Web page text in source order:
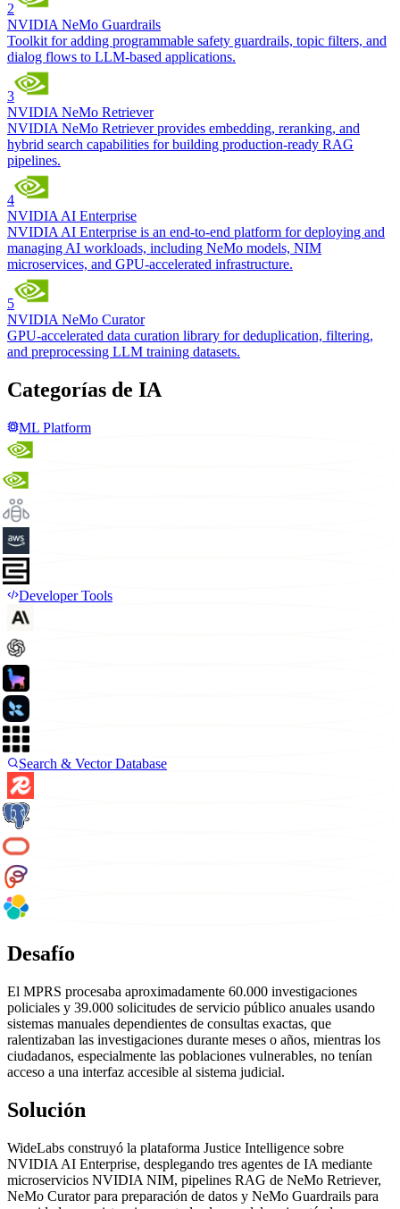
2
NVIDIA NeMo Guardrails
Toolkit for adding programmable safety guardrails, topic filters, and
dialog flows to LLM-based applications.
3
NVIDIA NeMo Retriever
NVIDIA NeMo Retriever provides embedding, reranking, and
hybrid search capabilities for building production-ready RAG
pipelines.
4
NVIDIA AI Enterprise
NVIDIA AI Enterprise is an end-to-end platform for deploying and
managing AI workloads, including NeMo models, NIM
microservices, and GPU-accelerated infrastructure.
5
NVIDIA NeMo Curator
GPU-accelerated data curation library for deduplication, filtering,
and preprocessing LLM training datasets.
Categorías de IA
ML Platform
Developer Tools
Search & Vector Database
Desafío
El MPRS procesaba aproximadamente 60.000 investigaciones
policiales y 39.000 solicitudes de servicio público anuales usando
sistemas manuales dependientes de consultas exactas, que
ralentizaban las investigaciones durante meses o años, mientras los
ciudadanos, especialmente las poblaciones vulnerables, no tenían
acceso a una interfaz accesible al sistema judicial.
Solución
WideLabs construyó la plataforma Justice Intelligence sobre
NVIDIA AI Enterprise, desplegando tres agentes de IA mediante
microservicios NVIDIA NIM, pipelines RAG de NeMo Retriever,
NeMo Curator para preparación de datos y NeMo Guardrails para